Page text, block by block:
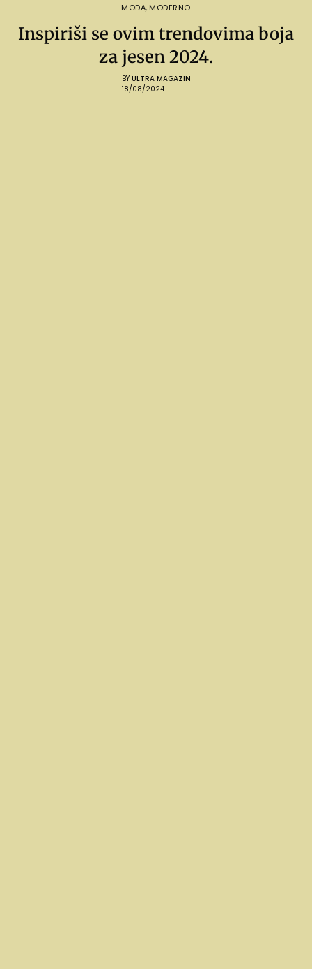
MODA, MODERNO
Inspiriši se ovim trendovima boja
za jesen 2024.
BY ULTRA MAGAZIN
18/08/2024